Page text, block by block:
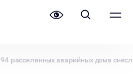
94 расселенных аварийных дома